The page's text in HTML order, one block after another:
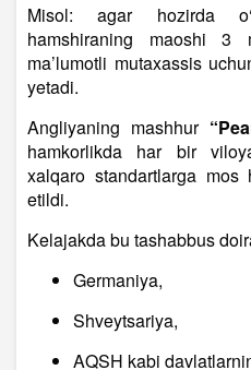
Misol: agar hozirda
hamshiraning maoshi 3
ma’lumotli mutaxassis
yetadi.
Angliyaning mashhur
hamkorlikda har bir
xalqaro standartlarga
etildi.
Kelajakda bu tashabbus
Germaniya,
Shveytsariya,
AQSH kabi